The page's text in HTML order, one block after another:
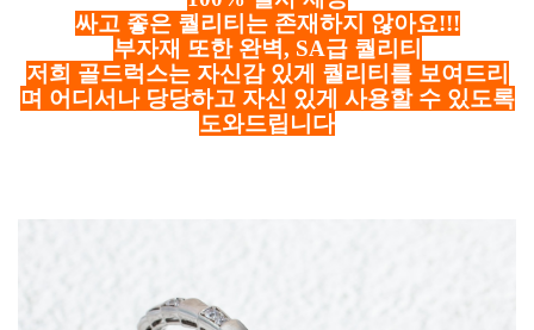
싸고 좋은 퀄리티는 존재하지 않아요!!!
부자재 또한 완벽, SA급 퀄리티
저희 골드럭스는 자신감 있게 퀄리티를 보여드리
며 어디서나 당당하고 자신 있게 사용할 수 있도록
도와드립니다